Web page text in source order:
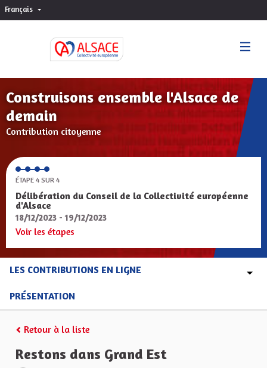
Français Choisir la langue
Construisons ensemble l'Alsace de
demain
Contribution citoyenne
ÉTAPE 4 SUR 4
Délibération du Conseil de la Collectivité européenne
d'Alsace
18/12/2023 - 19/12/2023
Voir les étapes
LES CONTRIBUTIONS EN LIGNE
PRÉSENTATION
Retour à la liste
Restons dans Grand Est